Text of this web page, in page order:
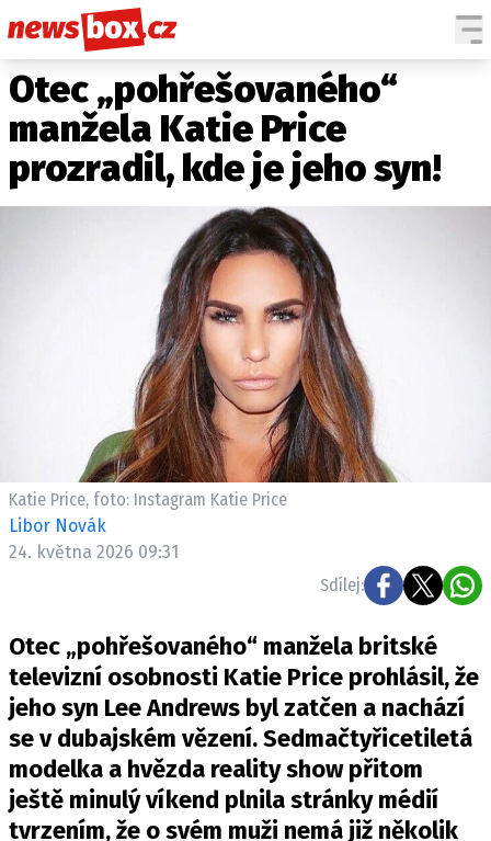
DOMÁCÍ
ZAHRANIČÍ
KRIMI
ČESKÉ CELEBRITY
SLEDUJTE NÁS NA|
Máte příběh, fotku nebo video?
Pošlete e-mail na newsbox.cz
KONTAKT
VYDAVATEL
INZERCE
OSOBNÍ ÚDAJE / COOKIES
VOLNÁ MÍSTA
Otec „pohřešovaného“
manžela Katie Price
prozradil, kde je jeho syn!
Katie Price, foto: Instagram Katie Price
Libor Novák
24. května 2026 09:31
Sdílej:
Otec „pohřešovaného“ manžela britské
televizní osobnosti Katie Price prohlásil, že
jeho syn Lee Andrews byl zatčen a nachází
se v dubajském vězení. Sedmačtyřicetiletá
modelka a hvězda reality show přitom
ještě minulý víkend plnila stránky médií
tvrzením, že o svém muži nemá již několik